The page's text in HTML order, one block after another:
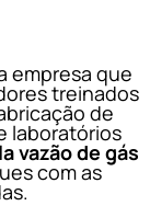
empresa que
treinados
de
laboratórios
vazão de gás
com as